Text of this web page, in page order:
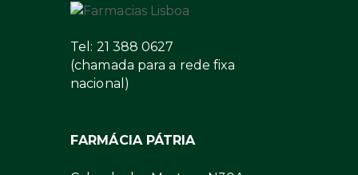
Tel: 21 388 0627
(chamada para a rede fixa
nacional)
FARMÁCIA PÁTRIA